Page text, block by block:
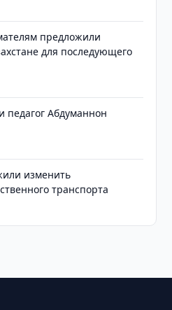
предложили
для последующего
педагог Абдуманнон
изменить
транспорта